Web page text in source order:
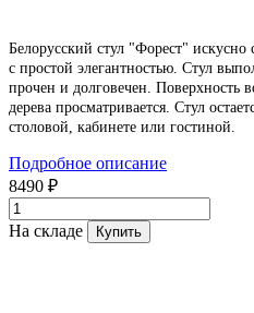
Белорусский стул "Форест" искусно
с простой элегантностью. Стул
прочен и долговечен. Поверхность
дерева просматривается. Стул
столовой, кабинете или гостиной.
Подробное описание
8490 ₽
На складе Купить